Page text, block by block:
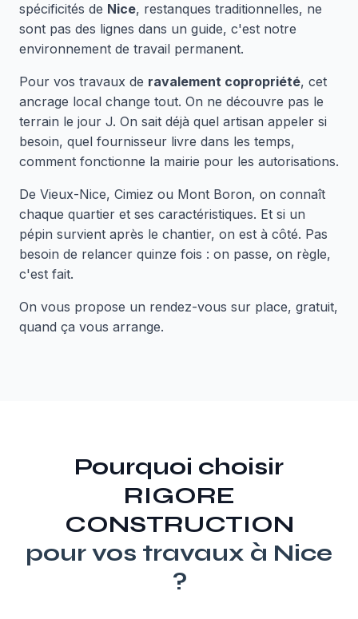
spécificités de Nice, restanques traditionnelles, ne
sont pas des lignes dans un guide, c'est notre
environnement de travail permanent.
Pour vos travaux de ravalement copropriété, cet
ancrage local change tout. On ne découvre pas le
terrain le jour J. On sait déjà quel artisan appeler si
besoin, quel fournisseur livre dans les temps,
comment fonctionne la mairie pour les autorisations.
De Vieux-Nice, Cimiez ou Mont Boron, on connaît
chaque quartier et ses caractéristiques. Et si un
pépin survient après le chantier, on est à côté. Pas
besoin de relancer quinze fois : on passe, on règle,
c'est fait.
On vous propose un rendez-vous sur place, gratuit,
quand ça vous arrange.
Pourquoi choisir
RIGORE
CONSTRUCTION
pour vos travaux à Nice
?